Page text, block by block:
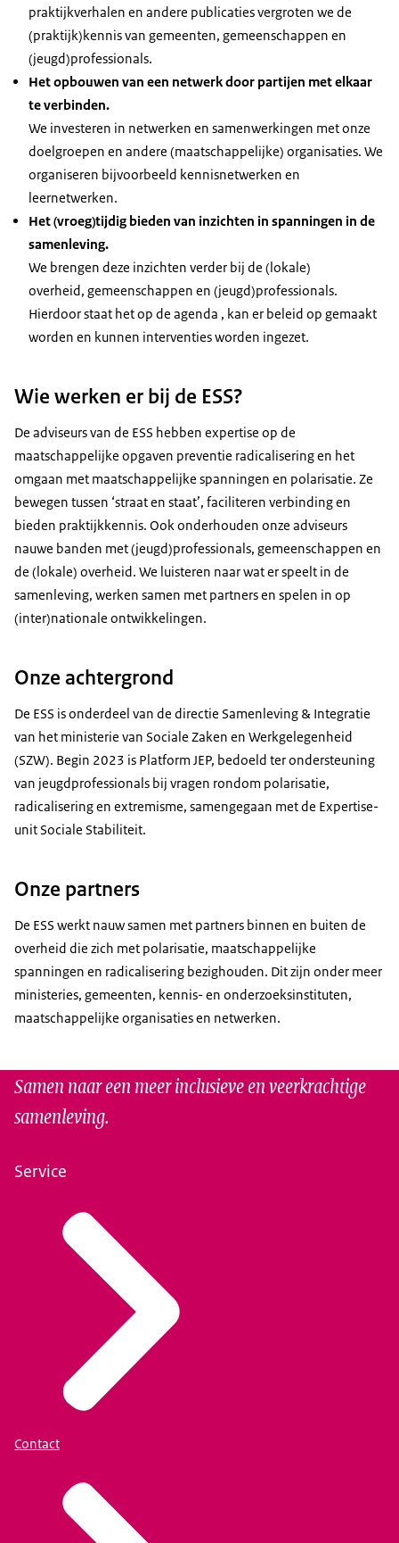
praktijkverhalen en andere publicaties vergroten we de
(praktijk)kennis van gemeenten, gemeenschappen en
(jeugd)professionals.
Het opbouwen van een netwerk door partijen met elkaar
te verbinden.
We investeren in netwerken en samenwerkingen met onze
doelgroepen en andere (maatschappelijke) organisaties. We
organiseren bijvoorbeeld kennisnetwerken en
leernetwerken.
Het (vroeg)tijdig bieden van inzichten in spanningen in de
samenleving.
We brengen deze inzichten verder bij de (lokale)
overheid, gemeenschappen en (jeugd)professionals.
Hierdoor staat het op de agenda , kan er beleid op gemaakt
worden en kunnen interventies worden ingezet.
Wie werken er bij de ESS?
De adviseurs van de ESS hebben expertise op de
maatschappelijke opgaven preventie radicalisering en het
omgaan met maatschappelijke spanningen en polarisatie. Ze
bewegen tussen ‘straat en staat’, faciliteren verbinding en
bieden praktijkkennis. Ook onderhouden onze adviseurs
nauwe banden met (jeugd)professionals, gemeenschappen en
de (lokale) overheid. We luisteren naar wat er speelt in de
samenleving, werken samen met partners en spelen in op
(inter)nationale ontwikkelingen.
Onze achtergrond
De ESS is onderdeel van de directie Samenleving & Integratie
van het ministerie van Sociale Zaken en Werkgelegenheid
(SZW). Begin 2023 is Platform JEP, bedoeld ter ondersteuning
van jeugdprofessionals bij vragen rondom polarisatie,
radicalisering en extremisme, samengegaan met de Expertise-
unit Sociale Stabiliteit.
Onze partners
De ESS werkt nauw samen met partners binnen en buiten de
overheid die zich met polarisatie, maatschappelijke
spanningen en radicalisering bezighouden. Dit zijn onder meer
ministeries, gemeenten, kennis- en onderzoeksinstituten,
maatschappelijke organisaties en netwerken.
Samen naar een meer inclusieve en veerkrachtige
samenleving.
Service
Contact